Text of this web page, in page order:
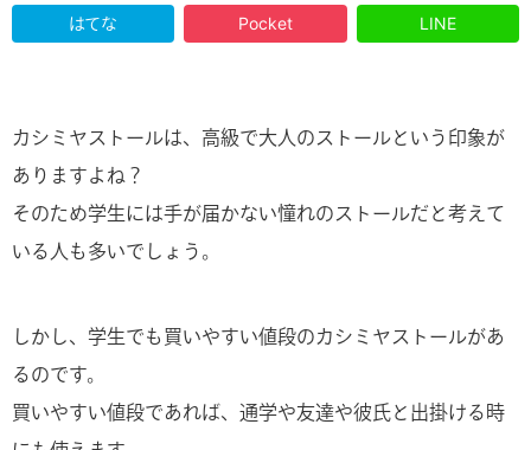
はてな Pocket LINE
カシミヤストールは、高級で大人のストールという印象が
ありますよね？
そのため学生には手が届かない憧れのストールだと考えて
いる人も多いでしょう。
しかし、学生でも買いやすい値段のカシミヤストールがあ
るのです。
買いやすい値段であれば、通学や友達や彼氏と出掛ける時